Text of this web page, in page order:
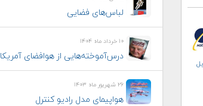
لباس‌های فضایی
۱۰ خرداد ماه ۱۴۰۴
درس‌آموخته‌هایی از هوافضای آمریکا
۲۶ شهریور ماه ۱۴۰۳
هواپيمای مدل راديو كنترل